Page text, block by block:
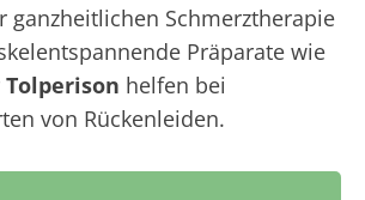
ganzheitlichen Schmerztherapie
Präparate wie
Tolperison helfen bei
von Rückenleiden.